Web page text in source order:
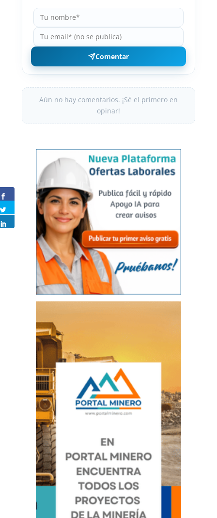
Comentar
Aún no hay comentarios. ¡Sé el primero en
opinar!